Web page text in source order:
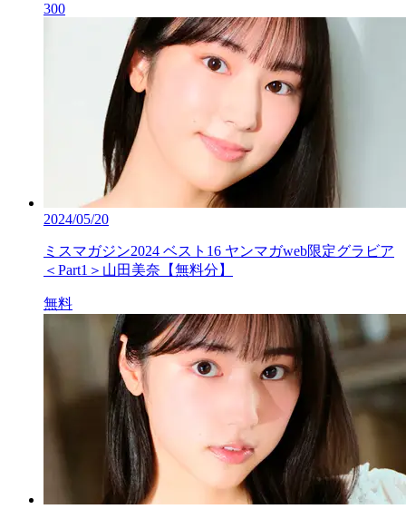
300
2024/05/20
ミスマガジン2024 ベスト16 ヤンマガweb限定グラビア
＜Part1＞山田美奈【無料分】
無料